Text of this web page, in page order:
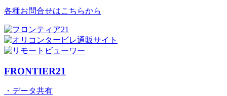
各種お問合せはこちらから
FRONTIER21
・データ共有